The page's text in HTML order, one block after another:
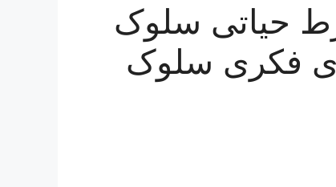
حیاتی سلوک
فکری سلوک